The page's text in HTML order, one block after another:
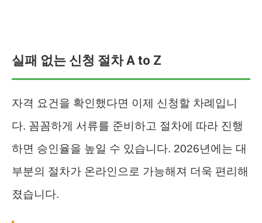
실패 없는 신청 절차 A to Z
자격 요건을 확인했다면 이제 신청할 차례입니
다. 꼼꼼하게 서류를 준비하고 절차에 따라 진행
하면 승인율을 높일 수 있습니다. 2026년에는 대
부분의 절차가 온라인으로 가능해져 더욱 편리해
졌습니다.